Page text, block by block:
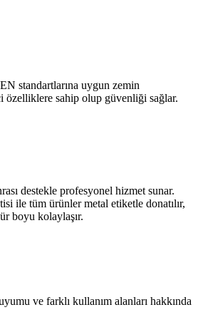
standartlarına uygun zemin
özelliklere sahip olup güvenliği sağlar.
destekle profesyonel hizmet sunar.
ile tüm ürünler metal etiketle donatılır,
boyu kolaylaşır.
ve farklı kullanım alanları hakkında